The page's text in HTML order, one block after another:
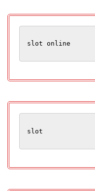
slot online
slot